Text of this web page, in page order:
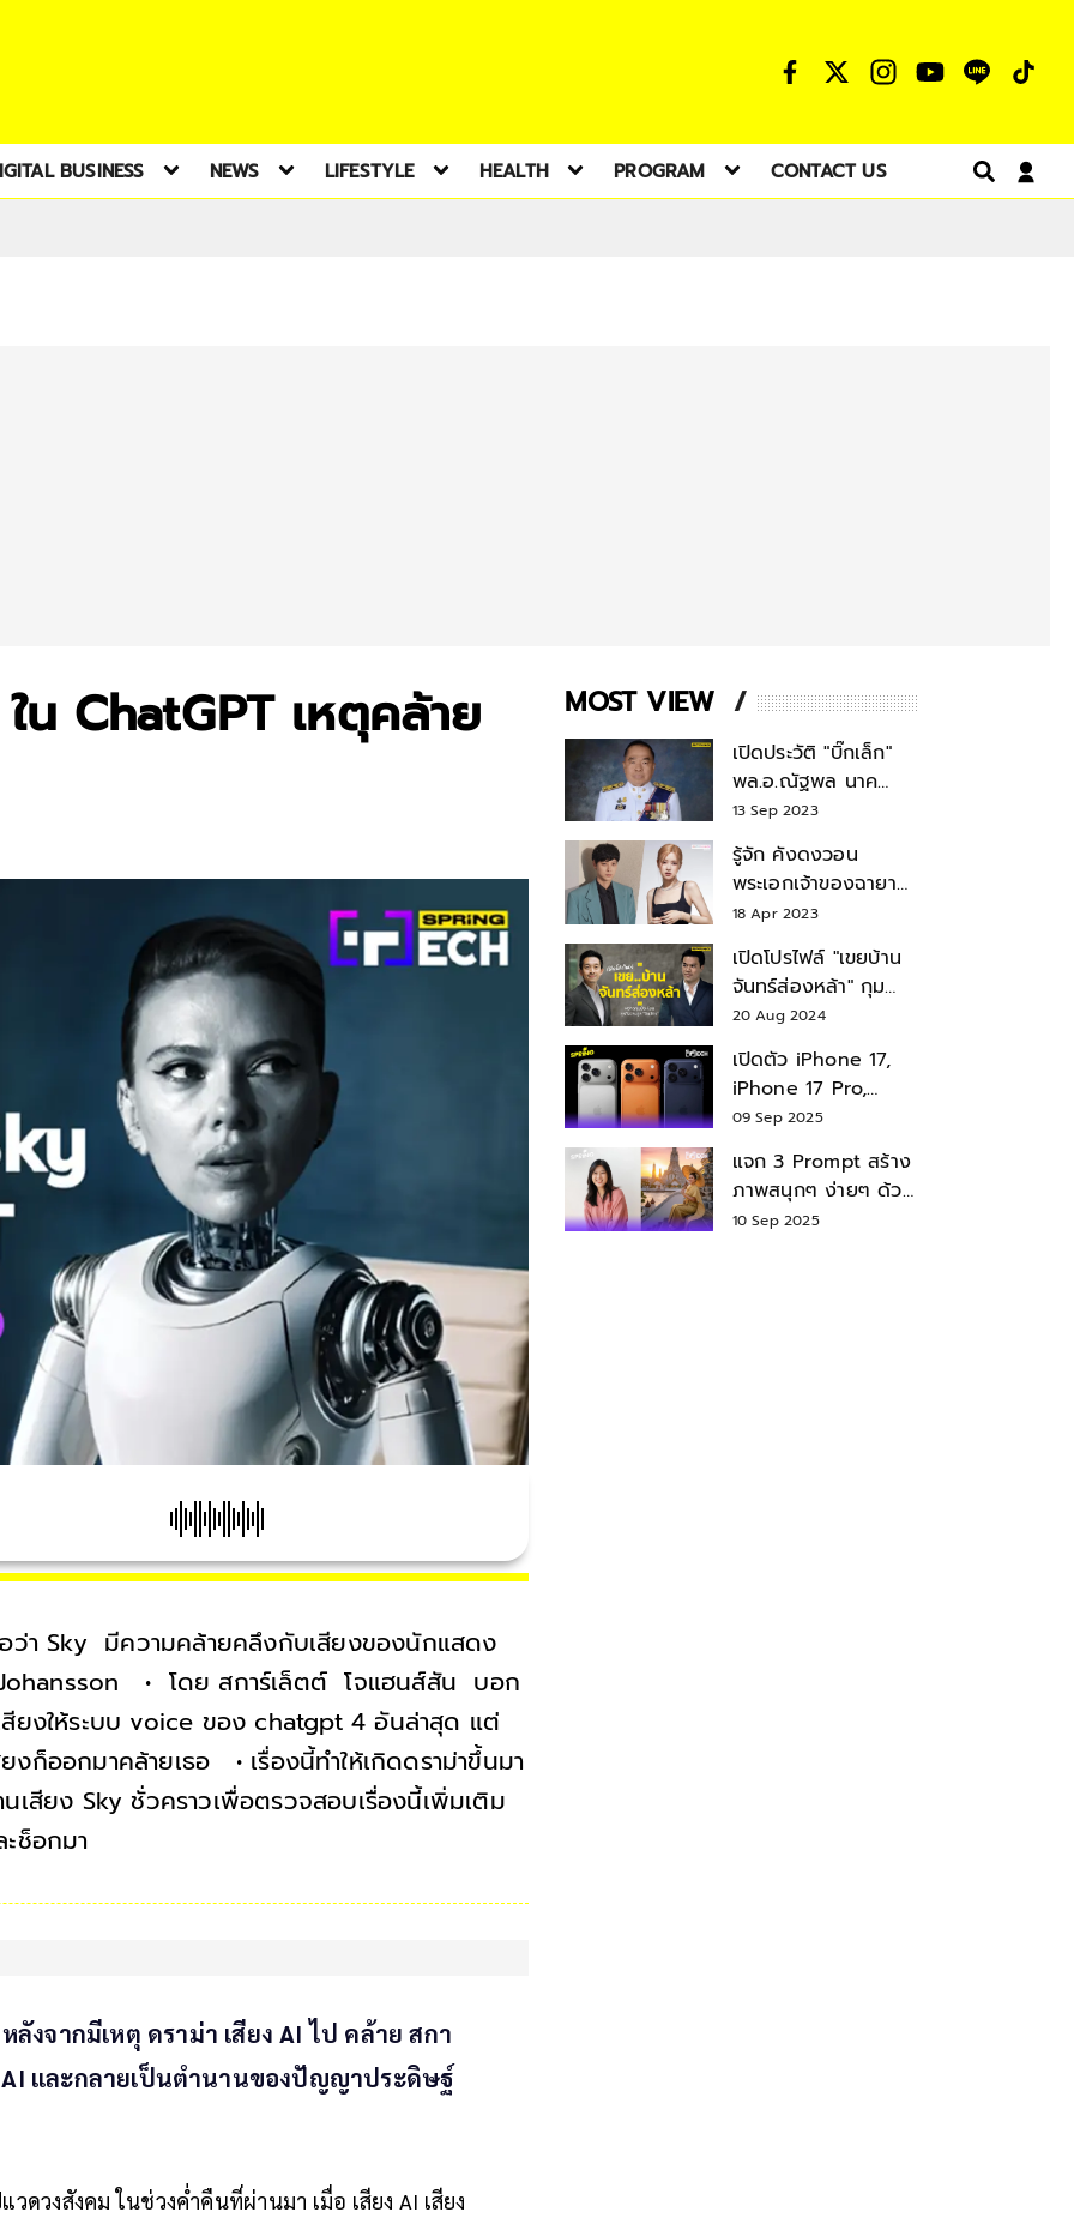
BUSINESS NEWS LIFESTYLE HEALTH PROGRAM CONTACT US
น ChatGPT เหตุคล้าย
ว่า Sky มีความคล้ายคลึงกับเสียงของนักแสดง
• โดย สการ์เล็ตต์ โจแฮนส์สัน บอก
สียงให้ระบบ voice ของ chatgpt 4 อันล่าสุด แต่
งก็ออกมาคล้ายเธอ • เรื่องนี้ทำให้เกิดดราม่าขึ้นมา
สียง Sky ชั่วคราวเพื่อตรวจสอบเรื่องนี้เพิ่มเติม
ช็อกมา
ลังจากมีเหตุ ดราม่า เสียง AI ไป คล้าย สกา
AI และกลายเป็นตำนานของปัญญาประดิษฐ์
ดวงสังคม ในช่วงค่ำคืนที่ผ่านมา เมื่อ เสียง AI เสียง
MOST VIEW
เปิดประวัติ "บิ๊กเล็ก"
พล.อ.ณัฐพล นาค
พาณิชย์ จากเลขาฯ
สมช.-เลขาฯ
รมว.กลาโหม
13 Sep 2023
รู้จัก คังดงวอน
พระเอกเจ้าของฉายา
สมบัติแห่งชาติ หลังมี
18 Apr 2023
เปิดโปรไฟล์ "เขยบ้าน
จันทร์ส่องหล้า" กุม
บังเหียนธุรกิจตระกูล
"ชินวัตร"
20 Aug 2024
เปิดตัว iPhone 17,
iPhone 17 Pro,
iPhone 17 Air สเปค
09 Sep 2025
แจก 3 Prompt สร้าง
ภาพสนุกๆ ง่ายๆ ด้วย
Nano Banana ใน
10 Sep 2025